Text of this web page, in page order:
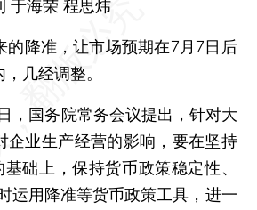
于海荣 程思炜
降准，让市场预期在7月7日后
几经调整。
国务院常务会议提出，针对大
企业生产经营的影响，要在坚持
基础上，保持货币政策稳定性、
运用降准等货币政策工具，进一